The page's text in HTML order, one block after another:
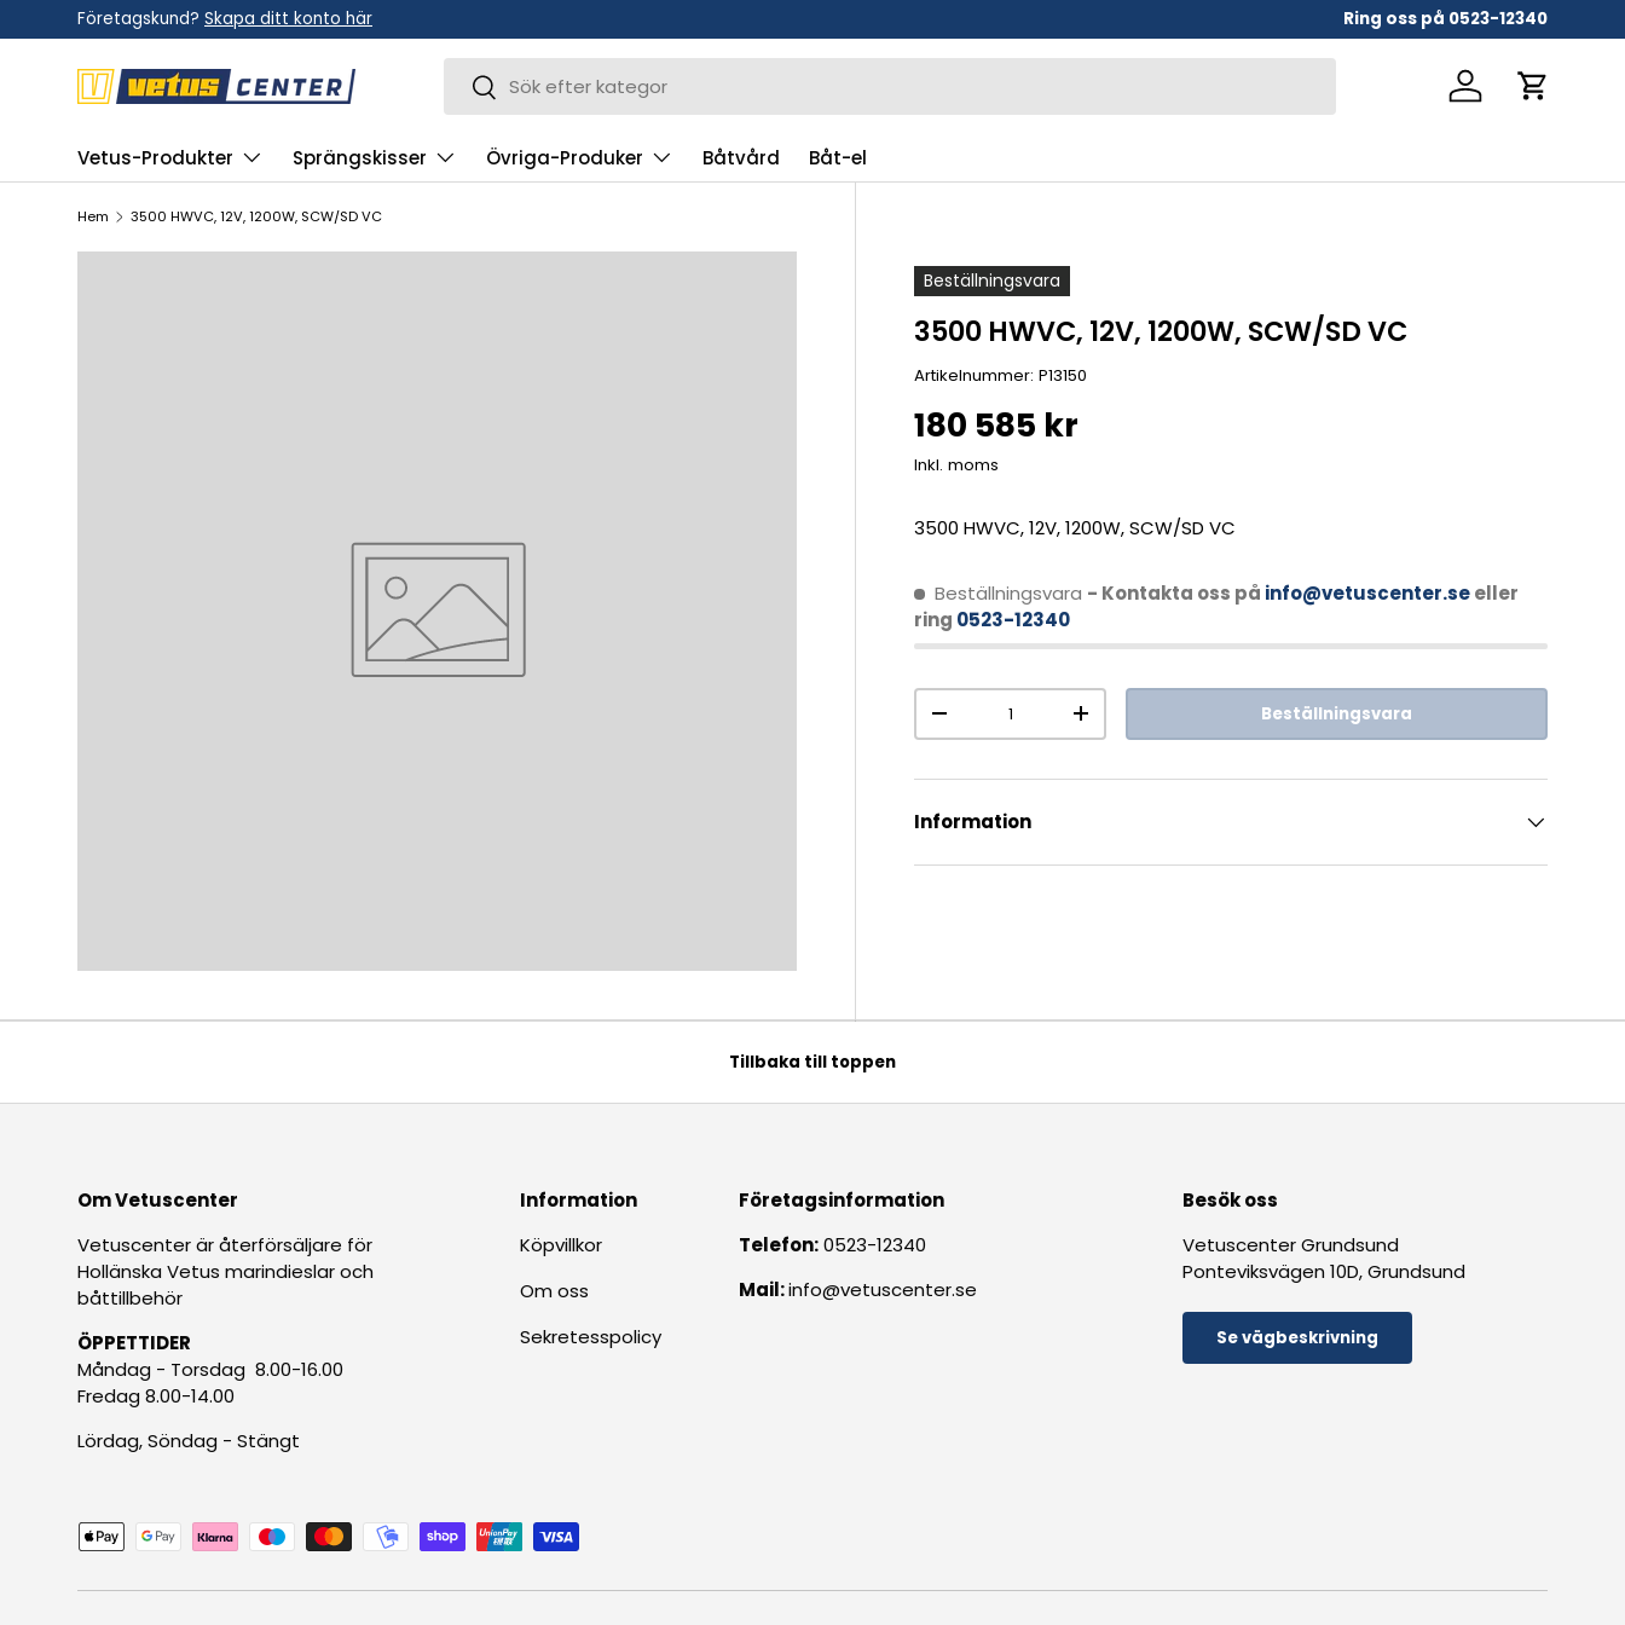
Hoppa till innehållet
Företagskund? Skapa ditt konto här Ring oss på 0523-12340
Sök Logga inVagn
Vetus-Produkter Sprängskisser Övriga-Produker Båtvård Båt-el
Hem 3500 HWVC, 12V, 1200W, SCW/SD VC
Beställningsvara
3500 HWVC, 12V, 1200W, SCW/SD VC
Artikelnummer: P13150
180 585 kr
Inkl. moms
3500 HWVC, 12V, 1200W, SCW/SD VC
Beställningsvara - Kontakta oss på info@vetuscenter.seeller
ring 0523-12340
Antal
-
+ Beställningsvara
Information
Tillbaka till toppen
Om Vetuscenter
Vetuscenter är återförsäljare för
Hollänska Vetus marindieslar och
båttillbehör
ÖPPETTIDER
Måndag - Torsdag 8.00-16.00
Fredag 8.00-14.00
Lördag, Söndag - Stängt
Information
Köpvillkor
Om oss
Sekretesspolicy
Företagsinformation
Telefon:0523-12340
Mail:info@vetuscenter.se
Besök oss
Vetuscenter Grundsund
Ponteviksvägen 10D, Grundsund
Se vägbeskrivning
Betalningsmetoder accepteras